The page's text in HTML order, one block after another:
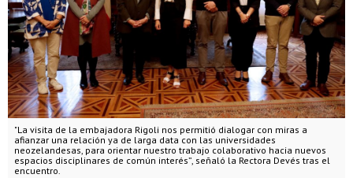
"La visita de la embajadora Rigoli nos permitió dialogar con miras a
afianzar una relación ya de larga data con las universidades
neozelandesas, para orientar nuestro trabajo colaborativo hacia nuevos
espacios disciplinares de común interés”, señaló la Rectora Devés tras el
encuentro.